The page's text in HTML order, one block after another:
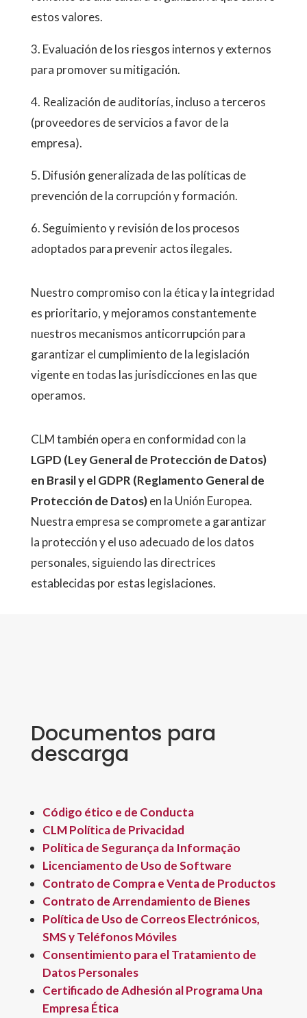
estos valores.
3. Evaluación de los riesgos internos y externos
para promover su mitigación.
4. Realización de auditorías, incluso a terceros
(proveedores de servicios a favor de la
empresa).
5. Difusión generalizada de las políticas de
prevención de la corrupción y formación.
6. Seguimiento y revisión de los procesos
adoptados para prevenir actos ilegales.
Nuestro compromiso con la ética y la integridad
es prioritario, y mejoramos constantemente
nuestros mecanismos anticorrupción para
garantizar el cumplimiento de la legislación
vigente en todas las jurisdicciones en las que
operamos.
CLM también opera en conformidad con la
LGPD (Ley General de Protección de Datos)
en Brasil y el GDPR (Reglamento General de
Protección de Datos)en la Unión Europea.
Nuestra empresa se compromete a garantizar
la protección y el uso adecuado de los datos
personales, siguiendo las directrices
establecidas por estas legislaciones.
Documentos para
descarga
Código ético e de Conducta
CLM Política de Privacidad
Política de Segurança da Informação
Licenciamento de Uso de Software
Contrato de Compra e Venta de Productos
Contrato de Arrendamiento de Bienes
Política de Uso de Correos Electrónicos,
SMS y Teléfonos Móviles
Consentimiento para el Tratamiento de
Datos Personales
Certificado de Adhesión al Programa Una
Empresa Ética